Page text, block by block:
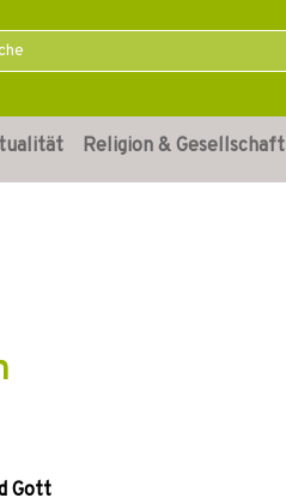
Religion & Gesellschaft
Gott